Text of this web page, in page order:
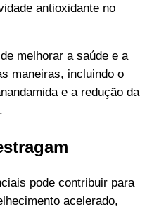
antioxidante no
melhorar a saúde e a
maneiras, incluindo o
e a redução da
pode contribuir para
acelerado,